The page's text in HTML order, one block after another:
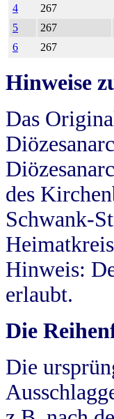
4
267
5
267
6
267
Hinweise
Das
des
Schwank-
Hinweis:
erlaubt.
Die
Die